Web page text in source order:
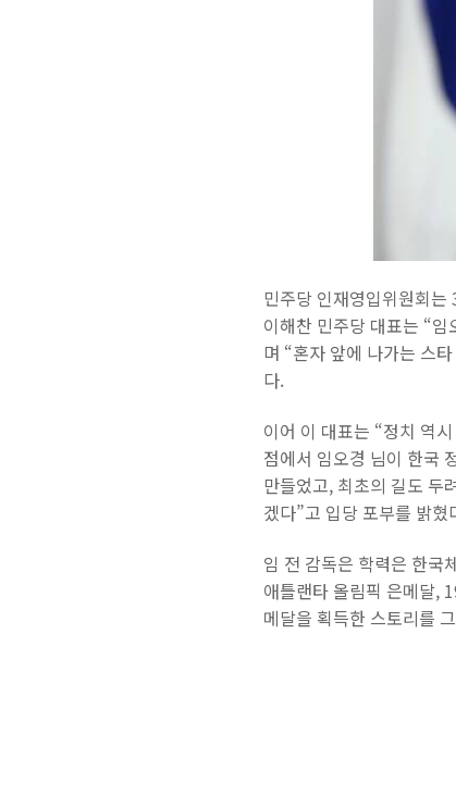
민주당 인재영입위원회는
이해찬 민주당 대표는 “
며 “혼자 앞에 나가는 스
다.
이어 이 대표는 “정치 역
점에서 임오경 님이 한국
만들었고, 최초의 길도 두
겠다”고 입당 포부를 밝혔
임 전 감독은 학력은 한국
애틀랜타 올림픽 은메달,
메달을 획득한 스토리를